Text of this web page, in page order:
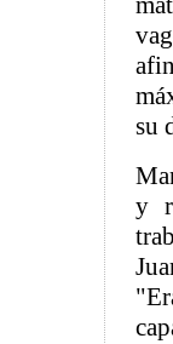
su
y